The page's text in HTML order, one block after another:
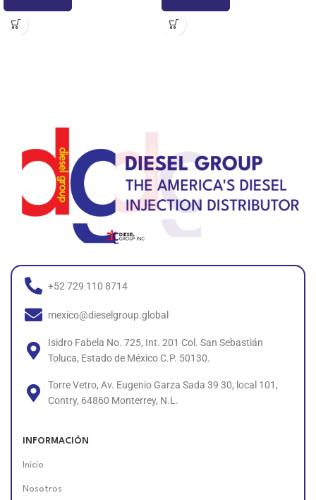
+52 729 110 8714
mexico@dieselgroup.global
Isidro Fabela No. 725, Int. 201 Col. San Sebastián
Toluca, Estado de México C.P. 50130.
Torre Vetro, Av. Eugenio Garza Sada 39 30, local 101,
Contry, 64860 Monterrey, N.L.
INFORMACIÓN
Inicio
Nosotros